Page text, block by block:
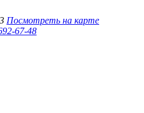
Посмотреть на карте
67-48‬